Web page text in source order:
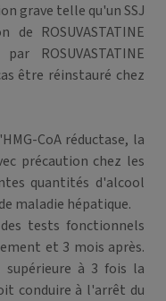
grave telle qu'un SSJ
ROSUVASTATINE
ROSUVASTATINE
être réinstauré chez
CoA réductase, la
précaution chez les
quantités d'alcool
maladie hépatique.
tests fonctionnels
et 3 mois après.
supérieure à 3 fois la
conduire à l'arrêt du